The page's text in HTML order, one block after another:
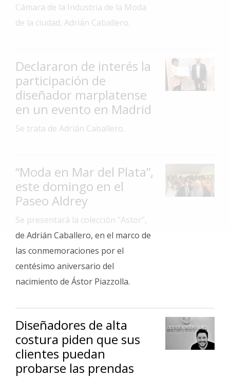
General
Deportes
Arte
y
Espectáculos
Fotos
de
Familia
Clasificados
Fúnebres
Cámara de la Industria de la Moda
de la ciudad, Adrián Caballero.
Declararon de interés la
participación de
diseñador marplatense
en un evento en Madrid
Se trata de Adrián Caballero.
“Moda en Mar del Plata”,
este domingo en el
Paseo Aldrey
Se presentará la colección "Astor",
de Adrián Caballero, en el marco de
las conmemoraciones por el
centésimo aniversario del
nacimiento de Ástor Piazzolla.
Diseñadores de alta
costura piden que sus
clientes puedan
probarse las prendas